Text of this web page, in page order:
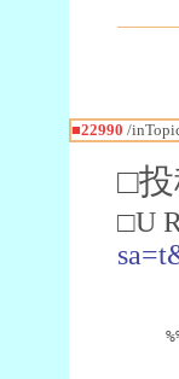
■22990 /
□
□U